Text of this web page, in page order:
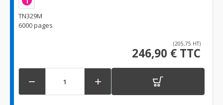
TN329M
6000 pages
(205,75 HT)
246,90 € TTC
 